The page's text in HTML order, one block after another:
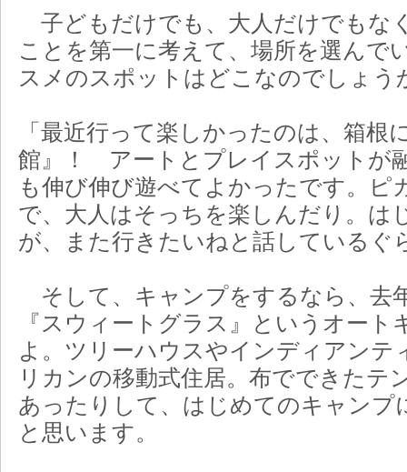
子どもだけでも、大人だけでもな
ことを第一に考えて、場所を選んで
スメのスポットはどこなのでしょう
「最近行って楽しかったのは、箱根
館』！ アートとプレイスポットが
も伸び伸び遊べてよかったです。ピ
で、大人はそっちを楽しんだり。は
が、また行きたいねと話しているぐ
そして、キャンプをするなら、去
『スウィートグラス』というオー
よ。ツリーハウスやインディアンテ
リカンの移動式住居。布でできたテ
あったりして、はじめてのキャンプ
と思います。